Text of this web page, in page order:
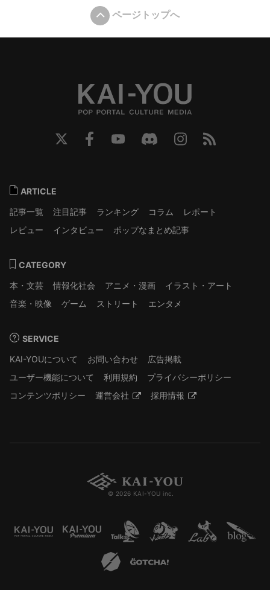
ページトップへ
ARTICLE
記事一覧
注目記事 ランキング コラム
レポート
レビュー
インタビュー ポップなまとめ記事
CATEGORY
本・文芸
情報化社会 アニメ・漫画
イラスト・アート
音楽・映像
ゲーム ストリート エンタメ
SERVICE
KAI-YOUについて
お問い合わせ
広告掲載
ユーザー機能について
利用規約
プライバシーポリシー
コンテンツポリシー
運営会社 採用情報
© 2026 KAI-YOU inc.